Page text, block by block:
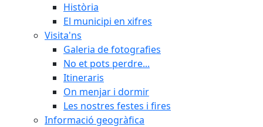
Història
El municipi en xifres
Visita'ns
Galeria de fotografies
No et pots perdre...
Itineraris
On menjar i dormir
Les nostres festes i fires
Informació geogràfica